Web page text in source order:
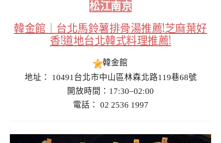
松江南京
韓金館｜台北馬鈴薯排骨湯推薦!芝麻葉好
香!道地台北韓式料理推薦!
韓金館
地址： 10491台北市中山區林森北路119巷68號
開放時間：17:30–02:00
電話： 02 2536 1997